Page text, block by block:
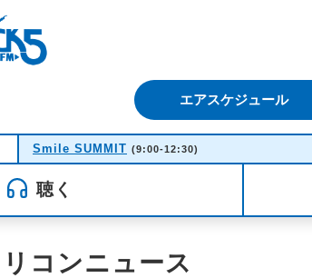
エアスケジュール
Smile SUMMIT (9:00-12:30)
聴く
コンニュース